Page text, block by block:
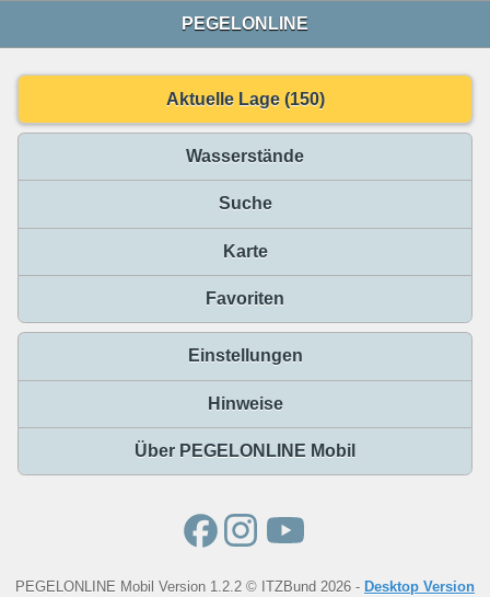
PEGELONLINE
Aktuelle Lage (150)
Wasserstände
Suche
Karte
Favoriten
Einstellungen
Hinweise
Über PEGELONLINE Mobil
PEGELONLINE Mobil Version 1.2.2 © ITZBund 2026 - Desktop Version